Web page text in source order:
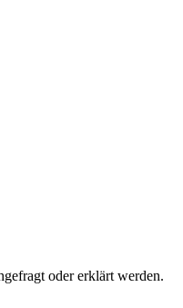
oder erklärt werden.